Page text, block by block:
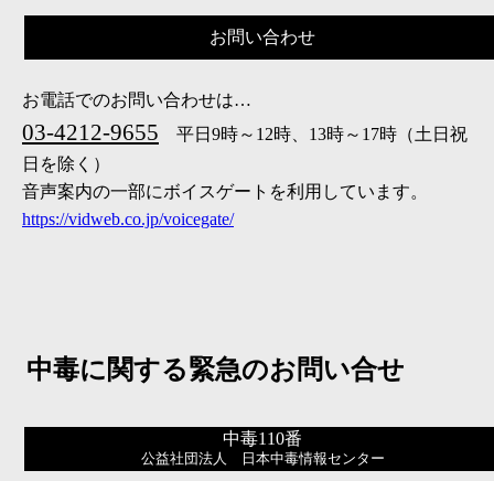
お問い合わせ
お電話でのお問い合わせは…
03-4212-9655 平日9時～12時、13時～17時（土日祝
日を除く）
音声案内の一部にボイスゲートを利用しています。
https://vidweb.co.jp/voicegate/
中毒に関する緊急のお問い合せ
中毒110番
公益社団法人 日本中毒情報センター